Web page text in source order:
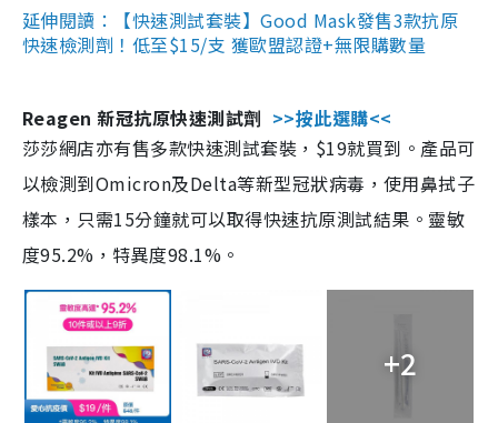
延伸閱讀：【快速測試套裝】Good Mask發售3款抗原
快速檢測劑！低至$15/支 獲歐盟認證+無限購數量
Reagen 新冠抗原快速測試劑 >>按此選購<<
莎莎網店亦有售多款快速測試套裝，$19就買到。產品可
以檢測到Omicron及Delta等新型冠狀病毒，使用鼻拭子
樣本，只需15分鐘就可以取得快速抗原測試結果。靈敏
度95.2%，特異度98.1%。
+2